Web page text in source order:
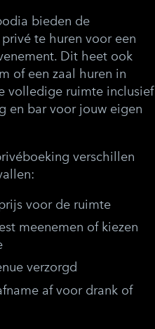
bieden de
te huren voor een
Dit heet ook
of een zaal huren in
volledige ruimte inclusief
en bar voor jouw eigen
verschillen
voor de ruimte
meenemen of kiezen
verzorgd
af voor drank of